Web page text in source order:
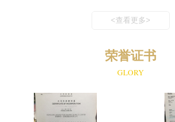
<查看更多>
荣誉证书
GLORY